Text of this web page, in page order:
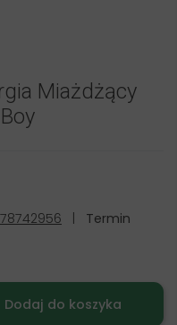
Miażdżący
Termin
Dodaj do koszyka